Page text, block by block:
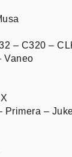
– C320 –
Vaneo
Primera –